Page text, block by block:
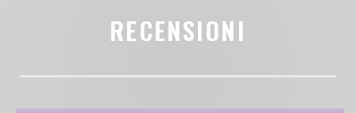
RECENSIONI